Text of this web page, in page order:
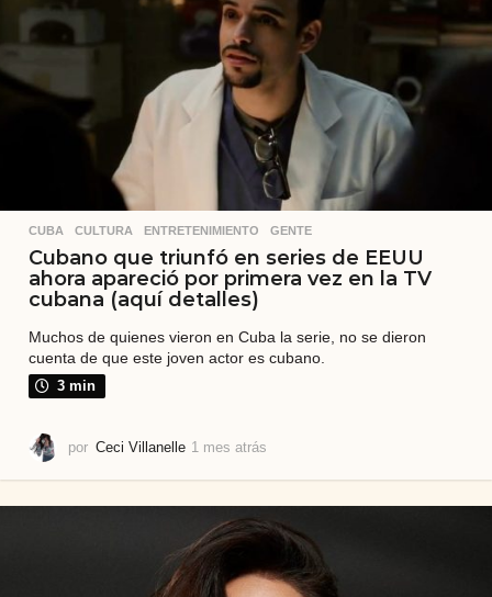
r
á
CUBA ,CULTURA ,ENTRETENIMIENTO ,GENTE
Cubano que triunfó en series de EEUU
ahora apareció por primera vez en la TV
cubana (aquí detalles)
Muchos de quienes vieron en Cuba la serie, no se dieron
cuenta de que este joven actor es cubano.
3 min
por Ceci Villanelle 1 mes atrás
s
e
a
t